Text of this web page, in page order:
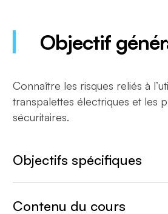
Objectif
Connaître les risques reliés à
transpalettes électriques et les
sécuritaires.
Objectifs spécifiques
électriques et leurs
Contenu du cours